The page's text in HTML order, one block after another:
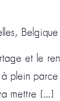
Belgique
et le
plein
mettre […]